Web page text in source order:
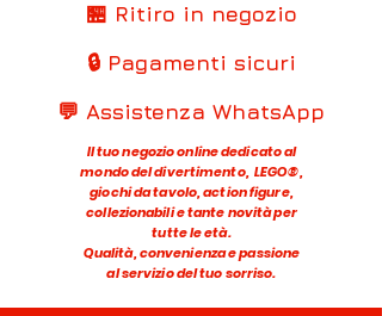
🏪 Ritiro in negozio
🔒 Pagamenti sicuri
💬 Assistenza WhatsApp
Il tuo negozio online dedicato al
mondo del divertimento, LEGO®,
giochi da tavolo, action figure,
collezionabili e tante novità per
tutte le età.
Qualità, convenienza e passione
al servizio del tuo sorriso.